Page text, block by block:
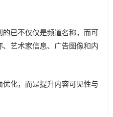
已不仅仅是频道名称，而可
艺术家信息、广告图像和内
化，而是提升内容可见性与